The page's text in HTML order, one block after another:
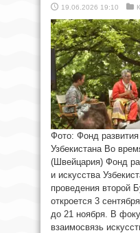
19.06.2026 19:10
Фото: Фонд развития
Узбекистана Во
(Швейцария) Фонд
и искусства
проведения второй
откроется 3
до 21 ноября. В
взаимосвязь